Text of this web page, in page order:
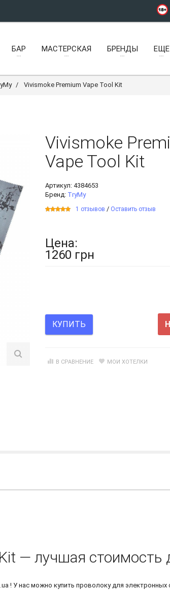
БАР МАСТЕРСКАЯ БРЕНДЫ ЕЩЕ
Vivismoke Premium Vape Tool Kit
Vivismoke
Vape Tool Kit
Артикул: 4384653
Бренд: TryMy
1 отзывов / Оставить отзыв
Цена:
1260 грн
КУПИТЬ
В СРАВНЕНИЕ МОИ ХОТЕЛКИ
— лучшая стоимость
! У нас можно купить проволоку для электронных